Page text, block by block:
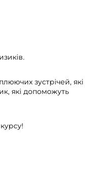
зустрічей, які
які допоможуть